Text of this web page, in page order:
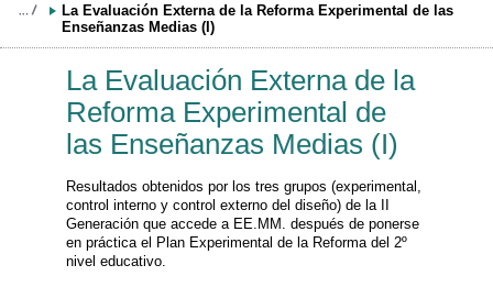
La Evaluación Externa de la Reforma Experimental de las
Enseñanzas Medias (I)
La Evaluación Externa de la
Reforma Experimental de
las Enseñanzas Medias (I)
Resultados obtenidos por los tres grupos (experimental,
control interno y control externo del diseño) de la II
Generación que accede a EE.MM. después de ponerse
en práctica el Plan Experimental de la Reforma del 2º
nivel educativo.